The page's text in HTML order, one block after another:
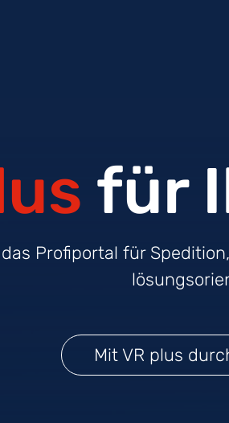
für
Profiportal für
Mit VR plus